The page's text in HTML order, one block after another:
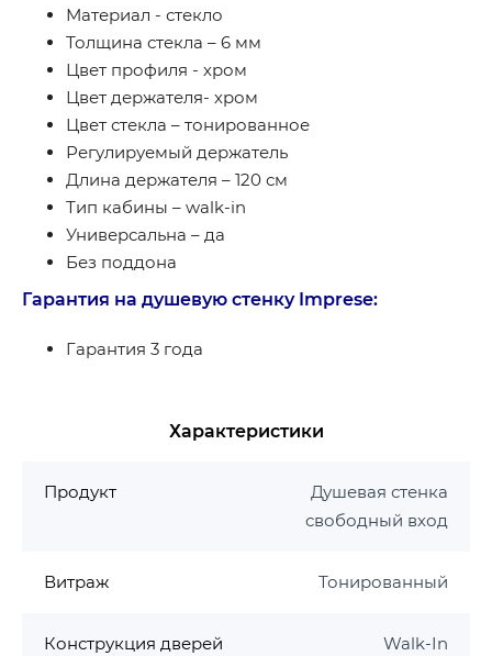
Материал - стекло
Толщина стекла – 6 мм
Цвет профиля - хром
Цвет держателя- хром
Цвет стекла – тонированное
Регулируемый держатель
Длина держателя – 120 см
Тип кабины – walk-in
Универсальна – да
Без поддона
Гарантия на душевую стенку Imprese:
Гарантия 3 года
Характеристики
Продукт
Душевая стенка
свободный вход
Витраж Тонированный
Конструкция дверей Walk-In